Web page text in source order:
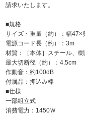
請求いたします。
■規格
サイズ・重量（約）：幅
電源コード長（約）：3m
材質：［本体］スチール、
最大切断径（約）：4.5cm
作動音：約100dB
付属品：押込み棒
■仕様
一部組立式
消費電力：1450Ｗ